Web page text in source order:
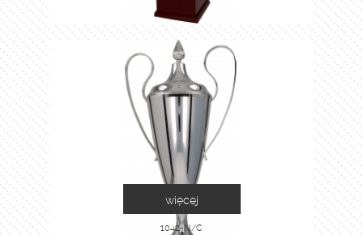
1042-N/C
więcej